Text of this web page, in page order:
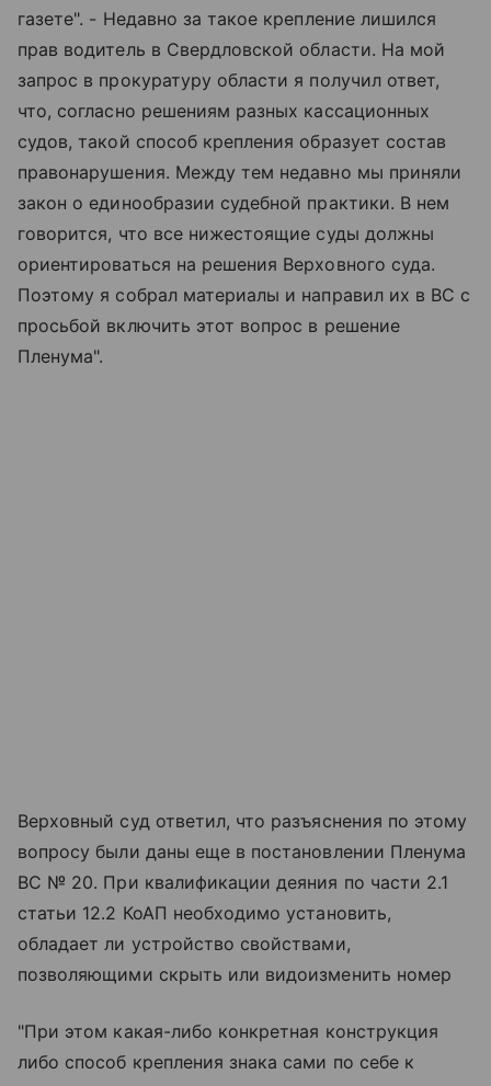
газете". - Недавно за такое крепление лишился
прав водитель в Свердловской области. На мой
запрос в прокуратуру области я получил ответ,
что, согласно решениям разных кассационных
судов, такой способ крепления образует состав
правонарушения. Между тем недавно мы приняли
закон о единообразии судебной практики. В нем
говорится, что все нижестоящие суды должны
ориентироваться на решения Верховного суда.
Поэтому я собрал материалы и направил их в ВС с
просьбой включить этот вопрос в решение
Пленума".
Верховный суд ответил, что разъяснения по этому
вопросу были даны еще в постановлении Пленума
ВС № 20. При квалификации деяния по части 2.1
статьи 12.2 КоАП необходимо установить,
обладает ли устройство свойствами,
позволяющими скрыть или видоизменить номер
"При этом какая-либо конкретная конструкция
либо способ крепления знака сами по себе к